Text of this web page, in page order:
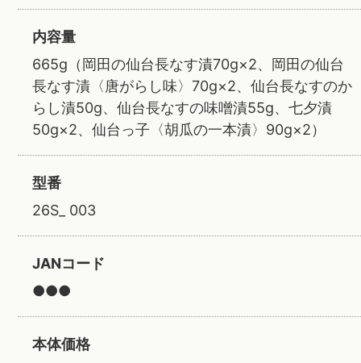
内容量
665g（岡田の仙台長なす漬70g×2、岡田の仙台
長なす漬〈唐がらし味〉70g×2、仙台長なすのか
らし漬50g、仙台長なすの味噌漬55g、七夕漬
50g×2、仙台っ子〈胡瓜の一本漬〉90g×2）
型番
26S_ 003
JANコード
●●●
本体価格